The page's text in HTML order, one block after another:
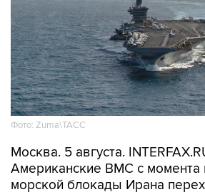
Фото: Zuma\ТАСС
Москва. 5 августа.
Американские ВМС с момента
морской блокады Ирана